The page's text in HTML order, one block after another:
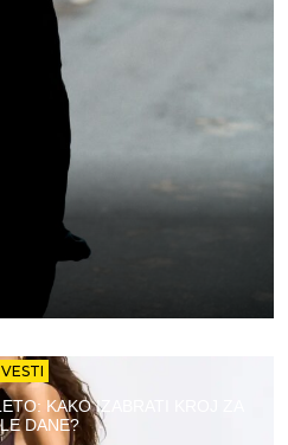
VESTI
KAKO IZABRATI KROJ ZA
DANE?